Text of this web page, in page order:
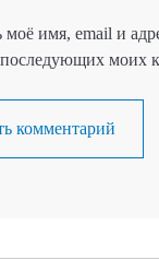
имя, email и
последующих моих